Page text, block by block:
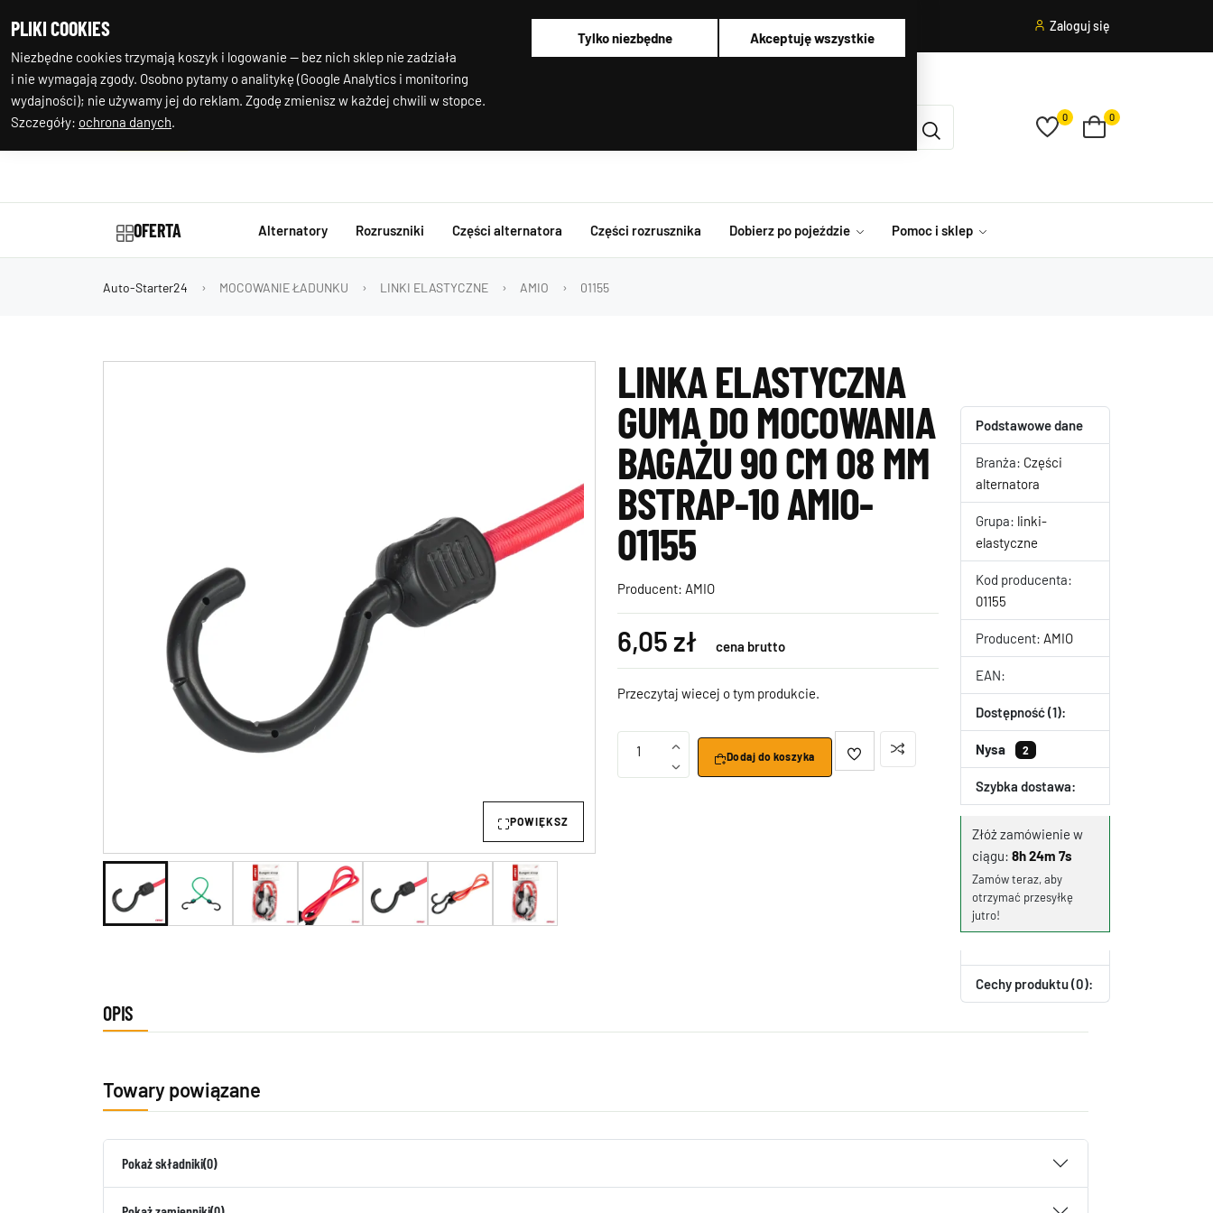
PLIKI COOKIES
Niezbędne cookies trzymają koszyk i logowanie — bez nich sklep nie zadziała
i nie wymagają zgody. Osobno pytamy o analitykę (Google Analytics i monitoring
wydajności); nie używamy jej do reklam. Zgodę zmienisz w każdej chwili w stopce.
Szczegóły: ochrona danych.
Tylko niezbędne Akceptuję wszystkie
Alternatory i rozruszniki OEM
Pracujemy od poniedziałku do piątku od 8:00 do 16:00
Regenerujemy alternatory i rozruszniki od 2012 roku !
Regenerujemy filtry cząstek stałych
Rozruszniki o Wysokim Momencie Obrotowym
Zaloguj się
0 0
OFERTA Alternatory Rozruszniki Części alternatora Części rozrusznika Dobierz po pojeździe Pomoc i sklep
Auto-Starter24 MOCOWANIE ŁADUNKU LINKI ELASTYCZNE AMIO 01155
POWIĘKSZ
LINKA ELASTYCZNA
GUMA DO MOCOWANIA
BAGAŻU 90 CM O8 MM
BSTRAP-10 AMIO-
01155
Producent: AMIO
6,05 zł cena brutto
Przeczytaj wiecej o tym produkcie.
1 Dodaj do koszyka
Podstawowe dane
Branża: Części
alternatora
Grupa: linki-
elastyczne
Kod producenta:
01155
Producent: AMIO
EAN:
Dostępność (1):
Nysa 2
Szybka dostawa:
Złóż zamówienie w
ciągu: 8h 24m 7s
Zamów teraz, aby
otrzymać przesyłkę
jutro!
Cechy produktu (0):
OPIS
Towary powiązane
Pokaż składniki(0)